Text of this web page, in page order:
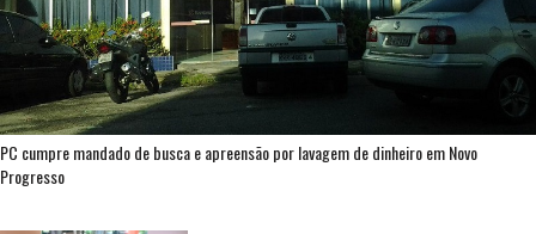
PC cumpre mandado de busca e apreensão por lavagem de dinheiro em Novo
Progresso